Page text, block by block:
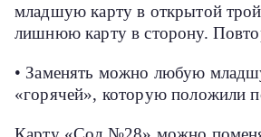
младшую карту в открытой
лишнюю карту в сторону.
• Заменять можно любую
«горячей», которую положили